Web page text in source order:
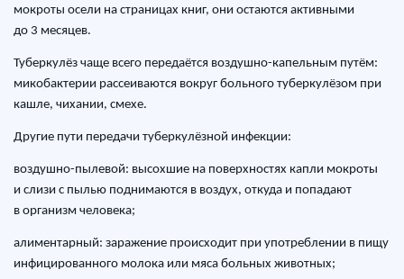
мокроты осели на страницах книг, они остаются активными
до 3 месяцев.
Туберкулёз чаще всего передаётся воздушно-капельным путём:
микобактерии рассеиваются вокруг больного туберкулёзом при
кашле, чихании, смехе.
Другие пути передачи туберкулёзной инфекции:
воздушно-пылевой: высохшие на поверхностях капли мокроты
и слизи с пылью поднимаются в воздух, откуда и попадают
в организм человека;
алиментарный: заражение происходит при употреблении в пищу
инфицированного молока или мяса больных животных;